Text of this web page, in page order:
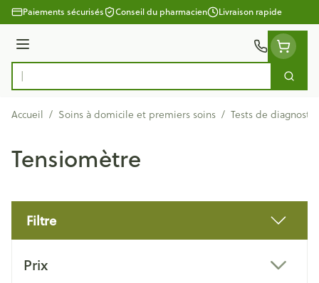
Aller au contenu
Paiements sécurisés Conseil du pharmacien Livraison rapide
Menu
Rechercher
Accueil / Soins à domicile et premiers soins / Tests de diagnostic
Tensiomètre
Filtre
Prix